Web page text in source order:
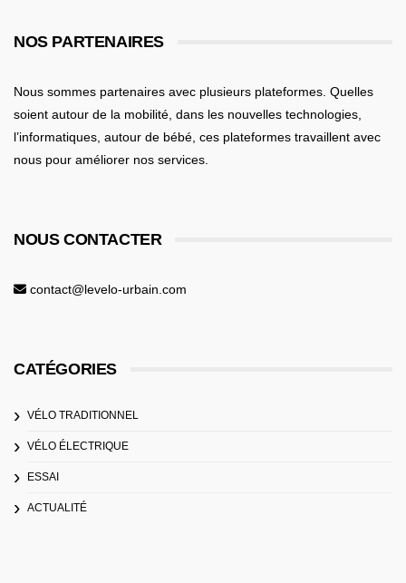
NOS PARTENAIRES
Nous sommes partenaires avec plusieurs plateformes. Quelles
soient autour de la mobilité, dans les nouvelles technologies,
l’informatiques, autour de bébé, ces plateformes travaillent avec
nous pour améliorer nos services.
NOUS CONTACTER
contact@levelo-urbain.com
CATÉGORIES
VÉLO TRADITIONNEL
VÉLO ÉLECTRIQUE
ESSAI
ACTUALITÉ